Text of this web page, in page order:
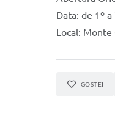
Data: de 1º
Local: Monte
GOSTEI